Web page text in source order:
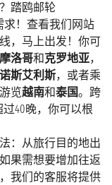
踏鸥邮轮
求！查看我们网站
，马上出发！你可
摩洛哥和克罗地亚，
斯艾利斯，或者乘
览越南和泰国。跨
40晚，你可以根
：从旅行目的地出
果需想要增加往返
我们的客服将提供